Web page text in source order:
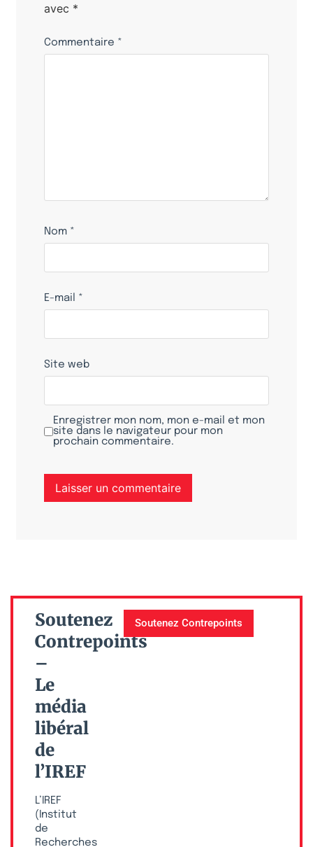
avec *
Commentaire *
Nom *
E-mail *
Site web
Enregistrer mon nom, mon e-mail et mon
site dans le navigateur pour mon
prochain commentaire.
Soutenez
Contrepoints
–
Le
média
libéral
de
l’IREF
L’IREF
(Institut
de
Recherches
Soutenez Contrepoints